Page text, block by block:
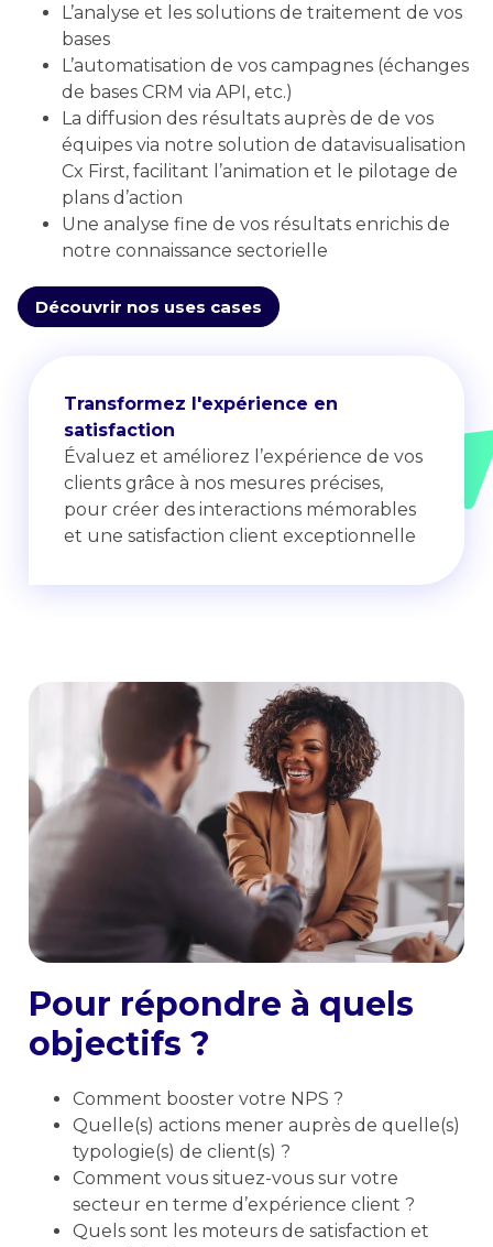
L’analyse et les solutions de traitement de vos
bases
L’automatisation de vos campagnes (échanges
de bases CRM via API, etc.)
La diffusion des résultats auprès de de vos
équipes via notre solution de datavisualisation
Cx First, facilitant l’animation et le pilotage de
plans d’action
Une analyse fine de vos résultats enrichis de
notre connaissance sectorielle
Découvrir nos uses cases
Transformez l'expérience en
satisfaction
Évaluez et améliorez l’expérience de vos
clients grâce à nos mesures précises,
pour créer des interactions mémorables
et une satisfaction client exceptionnelle
Pour répondre à quels
objectifs ?
Comment booster votre NPS ?
Quelle(s) actions mener auprès de quelle(s)
typologie(s) de client(s) ?
Comment vous situez-vous sur votre
secteur en terme d’expérience client ?
Quels sont les moteurs de satisfaction et